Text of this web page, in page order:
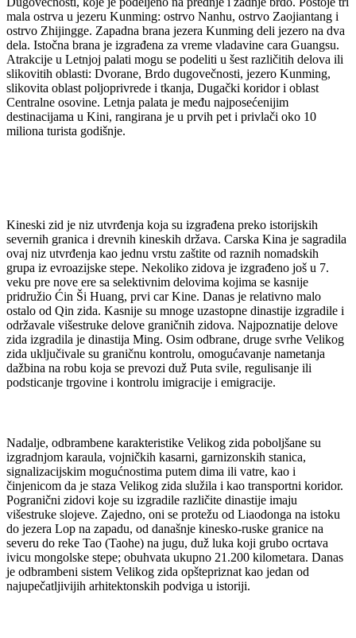
mala ostrva u jezeru Kunming: ostrvo Nanhu, ostrvo Zaojiantang i
ostrvo Zhijingge. Zapadna brana jezera Kunming deli jezero na dva
dela. Istočna brana je izgrađena za vreme vladavine cara Guangsu.
Atrakcije u Letnjoj palati mogu se podeliti u šest različitih delova ili
slikovitih oblasti: Dvorane, Brdo dugovečnosti, jezero Kunming,
slikovita oblast poljoprivrede i tkanja, Dugački koridor i oblast
Centralne osovine. Letnja palata je među najposećenijim
destinacijama u Kini, rangirana je u prvih pet i privlači oko 10
miliona turista godišnje.
Kineski zid je niz utvrđenja koja su izgrađena preko istorijskih
severnih granica i drevnih kineskih država. Carska Kina je sagradila
ovaj niz utvrđenja kao jednu vrstu zaštite od raznih nomadskih
grupa iz evroazijske stepe. Nekoliko zidova je izgrađeno još u 7.
veku pre nove ere sa selektivnim delovima kojima se kasnije
pridružio Ćin Ši Huang, prvi car Kine. Danas je relativno malo
ostalo od Qin zida. Kasnije su mnoge uzastopne dinastije izgradile i
održavale višestruke delove graničnih zidova. Najpoznatije delove
zida izgradila je dinastija Ming. Osim odbrane, druge svrhe Velikog
zida uključivale su graničnu kontrolu, omogućavanje nametanja
dažbina na robu koja se prevozi duž Puta svile, regulisanje ili
podsticanje trgovine i kontrolu imigracije i emigracije.
Nadalje, odbrambene karakteristike Velikog zida poboljšane su
izgradnjom karaula, vojničkih kasarni, garnizonskih stanica,
signalizacijskim mogućnostima putem dima ili vatre, kao i
činjenicom da je staza Velikog zida služila i kao transportni koridor.
Pogranični zidovi koje su izgradile različite dinastije imaju
višestruke slojeve. Zajedno, oni se protežu od Liaodonga na istoku
do jezera Lop na zapadu, od današnje kinesko-ruske granice na
severu do reke Tao (Taohe) na jugu, duž luka koji grubo ocrtava
ivicu mongolske stepe; obuhvata ukupno 21.200 kilometara. Danas
je odbrambeni sistem Velikog zida opštepriznat kao jedan od
najupečatljivijih arhitektonskih podviga u istoriji.